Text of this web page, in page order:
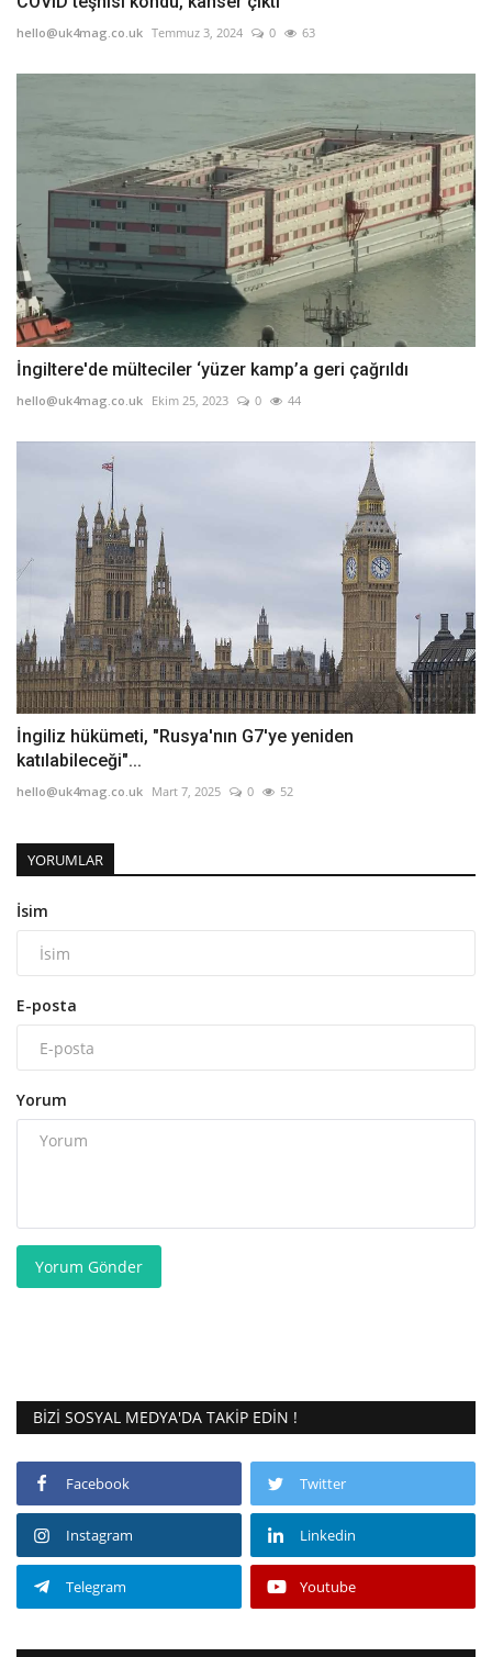
hello@uk4mag.co.uk Temmuz 3, 2024 0 63
İngiltere'de mülteciler ‘yüzer kamp’a geri çağrıldı
hello@uk4mag.co.uk Ekim 25, 2023 0 44
İngiliz hükümeti, "Rusya'nın G7'ye yeniden
katılabileceği"...
hello@uk4mag.co.uk Mart 7, 2025 0 52
YORUMLAR
İsim
E-posta
Yorum
Yorum Gönder
BIZI SOSYAL MEDYA'DA TAKIP EDIN !
Facebook Twitter
Instagram Linkedin
Telegram Youtube